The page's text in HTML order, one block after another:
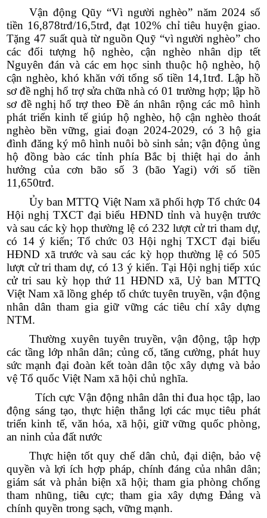
Vận động Qũy “Vì người nghèo” năm 2024 số
tiền 16,878trđ/16,5trđ, đạt 102% chỉ tiêu huyện giao.
Tặng 47 suất quà từ nguồn Quỹ “vì người nghèo” cho
các đối tượng hộ nghèo, cận nghèo nhân dịp tết
Nguyên đán và các em học sinh thuộc hộ nghèo, hộ
cận nghèo, khó khăn với tổng số tiền 14,1trđ. Lập hồ
sơ đề nghị hổ trợ sửa chữa nhà có 01 trường hợp; lập hồ
sơ đề nghị hổ trợtheo Đề án nhân rộng các mô hình
phát triển kinh tế giúp hộ nghèo, hộ cận nghèo thoát
nghèo bền vững, giai đoạn 2024-2029, có 3 hộ gia
đình đăng ký mô hình nuôi bò sinh sản; vận động ủng
hộ đồng bào các tỉnh phía Bắc bị thiệt hại do ảnh
hưởng của cơn bão số 3 (bão Yagi) với số tiền
11,650trđ.
Ủy ban MTTQ Việt Nam xã phối hợp Tổ chức 04
Hội nghị TXCT đại biểu HĐND tỉnh và huyện trước
và sau các kỳ họp thường lệ có 232 lượt cử tri tham dự,
có 14 ý kiến; Tổ chức 03 Hội nghị TXCT đại biểu
HĐND xã trước và sau các kỳ họp thường lệ có 505
lượt cử tri tham dự, có 13 ý kiến. Tại Hội nghị tiếp xúc
cử tri sau kỳ họp thứ 11 HĐND xã, Uỷ ban MTTQ
Việt Nam xã lồng ghép tổ chức tuyên truyền, vận động
nhân dân tham gia giữ vững các tiêu chí xây dựng
NTM.
Thường xuyên tuyên truyền, vận động, tập hợp
các tầng lớp nhân dân; củng cố, tăng cường, phát huy
sức mạnh đại đoàn kết toàn dân tộc xây dựng và bảo
vệ Tổ quốc Việt Nam xã hội chủ nghĩa.
Tích cực Vận động nhân dân thi đua học tập, lao
động sáng tạo, thực hiện thắng lợi các mục tiêu phát
triển kinh tế, văn hóa, xã hội, giữ vững quốc phòng,
an ninh của đất nước
Thực hiện tốt quy chế dân chủ, đại diện, bảo vệ
quyền và lợi ích hợp pháp, chính đáng của nhân dân;
giám sát và phản biện xã hội; tham giaphòng chống
tham nhũng, tiêu cực; tham gia xây dựng Đảng và
chính quyền trong sạch,vững mạnh.
1893/QĐ-UBND
Tên:
(Quyết định số: 1893/QĐ-UBND ngày 30/7/2026 của
UBND xã Phú Hòa 1 về việc thu hồi đất hộ gia đình, cá nhân